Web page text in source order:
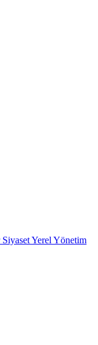
SiyasetYerel Yönetim